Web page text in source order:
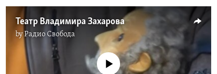
Театр Владимира Захарова
byРадио Свобода
No media source currently available